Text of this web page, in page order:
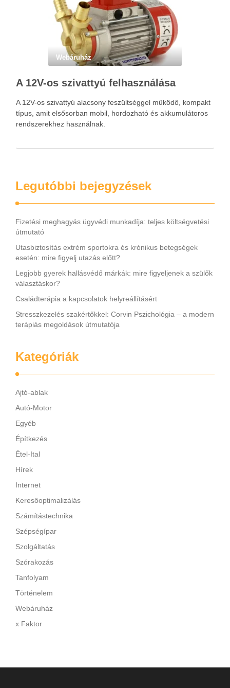
Webáruház
A 12V-os szivattyú felhasználása
A 12V-os szivattyú alacsony feszültséggel működő, kompakt
típus, amit elsősorban mobil, hordozható és akkumulátoros
rendszerekhez használnak.
Legutóbbi bejegyzések
Fizetési meghagyás ügyvédi munkadíja: teljes költségvetési
útmutató
Utasbiztosítás extrém sportokra és krónikus betegségek
esetén: mire figyelj utazás előtt?
Legjobb gyerek hallásvédő márkák: mire figyeljenek a szülők
választáskor?
Családterápia a kapcsolatok helyreállításért
Stresszkezelés szakértőkkel: Corvin Pszichológia – a modern
terápiás megoldások útmutatója
Kategóriák
Ajtó-ablak
Autó-Motor
Egyéb
Építkezés
Étel-Ital
Hírek
Internet
Keresőoptimalizálás
Számítástechnika
Szépségípar
Szolgáltatás
Szórakozás
Tanfolyam
Történelem
Webáruház
x Faktor